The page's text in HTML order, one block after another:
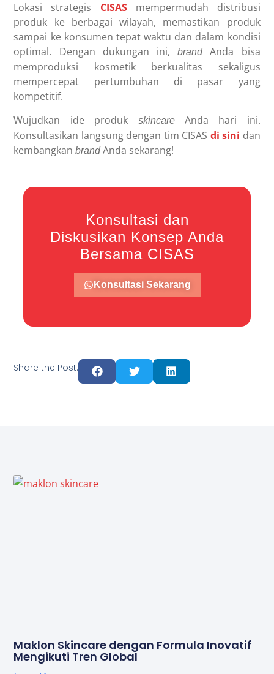
Lokasi strategis CISASmempermudah distribusi
produk ke berbagai wilayah, memastikan produk
sampai ke konsumen tepat waktu dan dalam kondisi
optimal. Dengan dukungan ini,brandAnda bisa
memproduksi kosmetik berkualitas sekaligus
mempercepat pertumbuhan di pasar yang
kompetitif.
Wujudkan ide produk
skincareAnda hari ini.
Konsultasikan langsung dengan tim CISAS di sini dan
kembangkanbrandAnda sekarang!
Konsultasi dan
Diskusikan Konsep Anda
Bersama CISAS
Konsultasi Sekarang
Share the Post:
Maklon Skincare dengan Formula Inovatif
Mengikuti Tren Global